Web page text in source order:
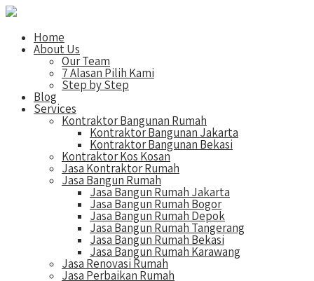
Home
About Us
Our Team
7 Alasan Pilih Kami
Step by Step
Blog
Services
Kontraktor Bangunan Rumah
Kontraktor Bangunan Jakarta
Kontraktor Bangunan Bekasi
Kontraktor Kos Kosan
Jasa Kontraktor Rumah
Jasa Bangun Rumah
Jasa Bangun Rumah Jakarta
Jasa Bangun Rumah Bogor
Jasa Bangun Rumah Depok
Jasa Bangun Rumah Tangerang
Jasa Bangun Rumah Bekasi
Jasa Bangun Rumah Karawang
Jasa Renovasi Rumah
Jasa Perbaikan Rumah